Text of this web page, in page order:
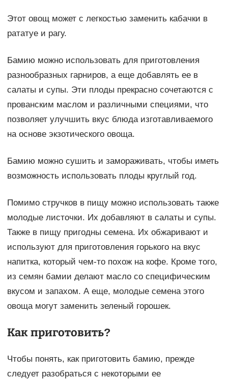
Этот овощ может с легкостью заменить кабачки в
рататуе и рагу.
Бамию можно использовать для приготовления
разнообразных гарниров, а еще добавлять ее в
салаты и супы. Эти плоды прекрасно сочетаются с
прованским маслом и различными специями, что
позволяет улучшить вкус блюда изготавливаемого
на основе экзотического овоща.
Бамию можно сушить и замораживать, чтобы иметь
возможность использовать плоды круглый год.
Помимо стручков в пищу можно использовать также
молодые листочки. Их добавляют в салаты и супы.
Также в пищу пригодны семена. Их обжаривают и
используют для приготовления горького на вкус
напитка, который чем-то похож на кофе. Кроме того,
из семян бамии делают масло со специфическим
вкусом и запахом. А еще, молодые семена этого
овоща могут заменить зеленый горошек.
Как приготовить?
Чтобы понять, как приготовить бамию, прежде
следует разобраться с некоторыми ее